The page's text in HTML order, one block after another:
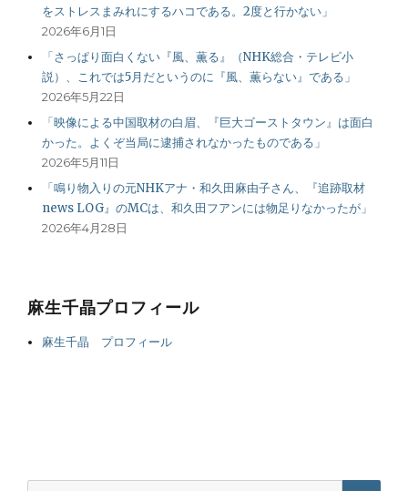
をストレスまみれにするハコである。2度と行かない」
2026年6月1日
「さっぱり面白くない『風、薫る』（NHK総合・テレビ小
説）、これでは5月だというのに『風、薫らない』である」
2026年5月22日
「映像による中国取材の白眉、『巨大ゴーストタウン』は面白
かった。よくぞ当局に逮捕されなかったものである」
2026年5月11日
「鳴り物入りの元NHKアナ・和久田麻由子さん、『追跡取材
news LOG』のMCは、和久田フアンには物足りなかったが」
2026年4月28日
麻生千晶プロフィール
麻生千晶 プロフィール